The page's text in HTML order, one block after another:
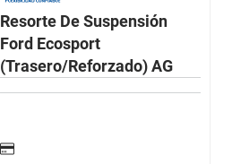
Resorte De Suspensión
Ford Ecosport
(Trasero/Reforzado) AG